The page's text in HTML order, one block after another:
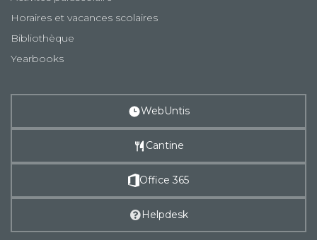
Horaires et vacances scolaires
Bibliothèque
Yearbooks
WebUntis
Cantine
Office 365
Helpdesk